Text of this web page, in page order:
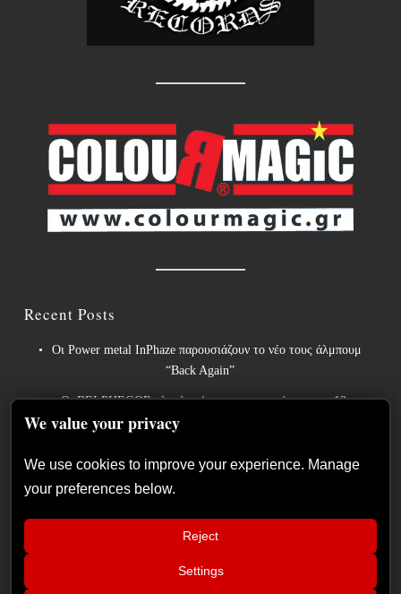
Recent Posts
Οι Power metal InPhaze παρουσιάζουν το νέο τους άλμπουμ
“Back Again”
Οι BELPHEGOR ολοκληρώνουν τις εργασίες για το 13ο
στούντιο άλμπουμ τους, το οποίο θα κυκλοφορήσει το 2027.
επανηχογραφημένη εκδοχή του «Save Us».
μεγαλύτερα metal φεστιβάλ της Ευρώπης
We value your privacy
We use cookies to improve your experience. Manage
your preferences below.
Reject
Settings